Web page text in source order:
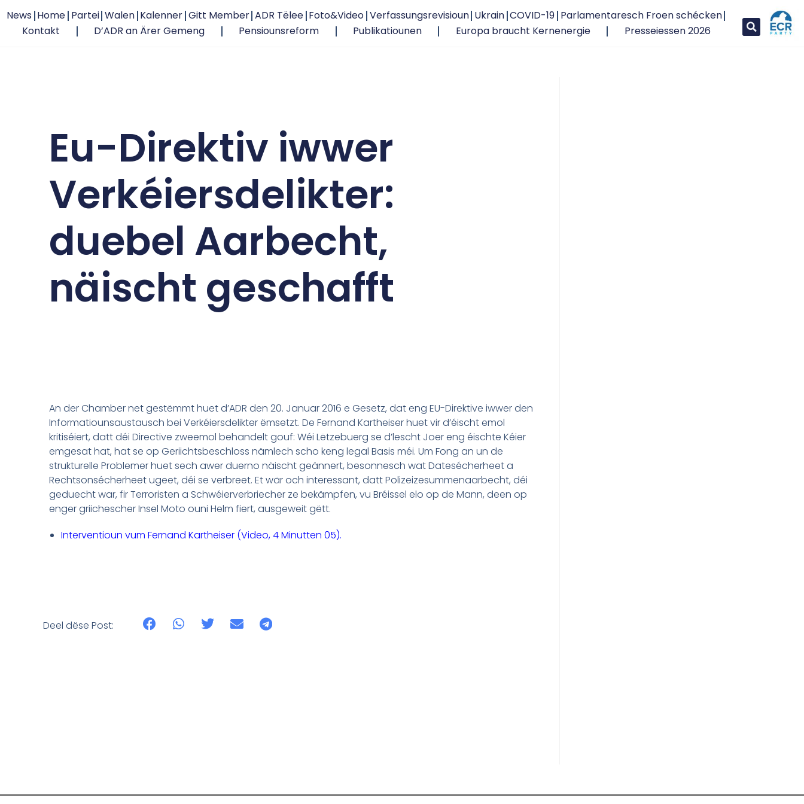
News Home Partei Walen Kalenner Gitt Member ADR Tëlee Foto&Video Verfassungsrevisioun Ukrain COVID-19 Parlamentaresch Froen schécken
Kontakt
D’ADR an Ärer Gemeng Pensiounsreform Publikatiounen Europa braucht Kernenergie Presseiessen 2026
Eu-Direktiv iwwer
Verkéiersdelikter:
duebel Aarbecht,
näischt geschafft
An der Chamber net gestëmmt huet d’ADR den 20. Januar 2016 e Gesetz, dat eng EU-Direktive iwwer den
Informatiounsaustausch bei Verkéiersdelikter ëmsetzt. De Fernand Kartheiser huet vir d’éischt emol
kritiséiert, datt déi Directive zweemol behandelt gouf: Wéi Lëtzebuerg se d’lescht Joer eng éischte Kéier
emgesat hat, hat se op Geriichtsbeschloss nämlech scho keng legal Basis méi. Um Fong an un de
strukturelle Problemer huet sech awer duerno näischt geännert, besonnesch wat Datesécherheet a
Rechtsonsécherheet ugeet, déi se verbreet. Et wär och interessant, datt Polizeizesummenaarbecht, déi
geduecht war, fir Terroristen a Schwéierverbriecher ze bekämpfen, vu Bréissel elo op de Mann, deen op
enger griichescher Insel Moto ouni Helm fiert, ausgeweit gëtt.
Interventioun vum Fernand Kartheiser (Video, 4 Minutten 05).
Deel dëse Post: